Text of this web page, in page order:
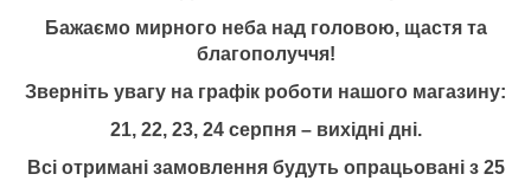
Бажаємо мирного неба над головою, щастя та
благополуччя!
Зверніть увагу на графік роботи нашого магазину:
21, 22, 23, 24 серпня – вихідні дні.
Всі отримані замовлення будуть опрацьовані з 25